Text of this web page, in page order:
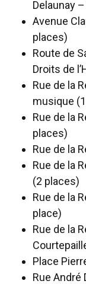
Delaunay
Avenue
places)
Route de
Droits de
Rue de la
musique
Rue de la
places)
Rue de la
Rue de la
(2 places)
Rue de la
place)
Rue de la
Place
Rue André